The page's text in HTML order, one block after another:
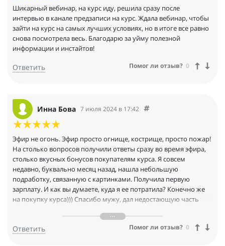
Шикарный вебинар, на курс иду, решила сразу после
интервью в канале предзаписи на курс. Ждала вебинар, чтобы
зайти на курс на самых лучших условиях, но в итоге все равно
снова посмотрела весь. Благодарю за уйму полезной
информации и инстайтов!
Ответить Помог ли отзыв? 0
Инна Бова 7 июля 2024 в 17:42
Эфир не огонь. Эфир просто огнище, кострище, просто пожар!
На столько вопросов получили ответы сразу во время эфира,
столько вкусных бонусов покупателям курса. Я совсем
недавно, буквально месяц назад, нашла небольшую
подработку, связанную с картинками. Получила первую
зарплату. И как вы думаете, куда я ее потратила? Конечно же
на покупку курса))) Спасибо мужу, дал недостающую часть
уроки, не пропуская ни одного. Но кажется у меня появилась
еще одна любовь- Василина)) И уже представляю, сколько огня
Ответить Помог ли отзыв? 0